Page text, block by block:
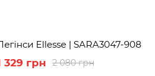
Ellesse | SARA3047-908
2 080 грн
329 грн